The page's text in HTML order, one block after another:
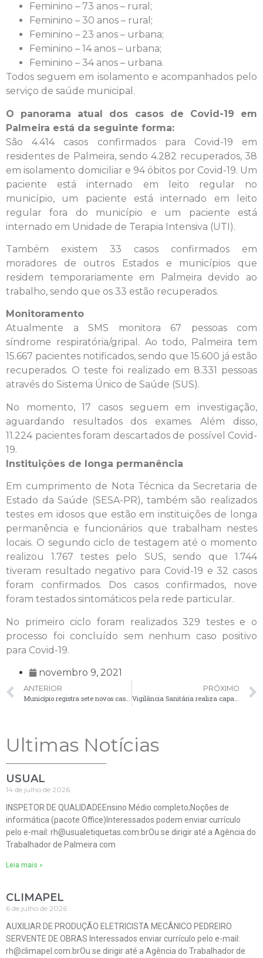
Feminino – 73 anos – rural;
Feminino – 30 anos – rural;
Feminino – 23 anos – urbana;
Feminino – 14 anos – urbana;
Feminino – 34 anos – urbana.
Todos seguem em isolamento e acompanhados pelo
serviço de saúde municipal.
O panorama atual dos casos de Covid-19 em
Palmeira está da seguinte forma:
São 4.414 casos confirmados para Covid-19 em
residentes de Palmeira, sendo 4.282 recuperados, 38
em isolamento domiciliar e 94 óbitos por Covid-19. Um
paciente está internado em leito regular no
município, um paciente está internado em leito
regular fora do município e um paciente está
internado em Unidade de Terapia Intensiva (UTI).
Também existem 33 casos confirmados em
moradores de outros Estados e municípios que
residem temporariamente em Palmeira devido ao
trabalho, sendo que os 33 estão recuperados.
Monitoramento
Atualmente a SMS monitora 67 pessoas com
síndrome respiratória/gripal. Ao todo, Palmeira tem
15.667 pacientes notificados, sendo que 15.600 já estão
recuperados. O teste foi realizado em 8.331 pessoas
através do Sistema Único de Saúde (SUS).
No momento, 17 casos seguem em investigação,
aguardando resultados dos exames. Além disso,
11.224 pacientes foram descartados de possível Covid-
19.
Instituições de longa permanência
Em cumprimento de Nota Técnica da Secretaria de
Estado da Saúde (SESA-PR), também são realizados
testes em idosos que estão em instituições de longa
permanência e funcionários que trabalham nestes
locais. O segundo ciclo de testagem até o momento
realizou 1.767 testes pelo SUS, sendo que 1.744
tiveram resultado negativo para Covid-19 e 32 casos
foram confirmados. Dos casos confirmados, nove
foram testados sintomáticos pela rede particular.
No primeiro ciclo foram realizados 329 testes e o
processo foi concluído sem nenhum caso positivo
para Covid-19.
novembro 9, 2021
ANTERIOR
Município registra sete novos casos positivos de Covid-19
PRÓXIMO
Vigilância Sanitária realiza capacitação para estabelecimentos que prestam serviços de saúde
Ultimas Notícias
USUAL
14 de julho de 2026
INSPETOR DE QUALIDADEEnsino Médio completo;Noções de
informática (pacote Office)Interessados podem enviar currículo
pelo e-mail: rh@usualetiquetas.com.brOu se dirigir até a Agência do
Trabalhador de Palmeira com
Leia mais »
CLIMAPEL
6 de julho de 2026
AUXILIAR DE PRODUÇÃO ELETRICISTA MECÂNICO PEDREIRO
SERVENTE DE OBRAS Interessados enviar currículo pelo e-mail:
rh@climapel.com.brOu se dirigir até a Agência do Trabalhador de